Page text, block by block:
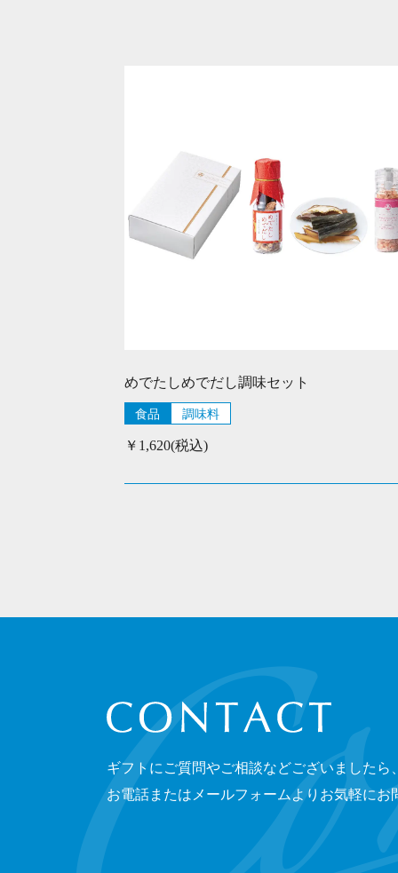
めでたしめでだし調味セット
食品 調味料
￥1,620(税込)
CONTACT
ギフトにご質問やご相談などございましたら
お電話またはメールフォームよりお気軽にお